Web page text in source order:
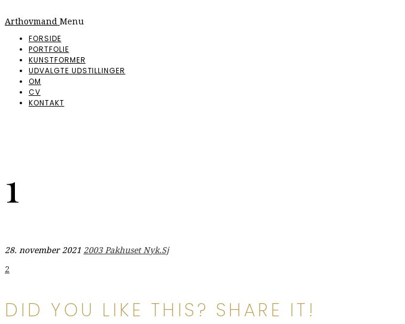
Arthovmand Menu
FORSIDE
PORTFOLIE
KUNSTFORMER
UDVALGTE UDSTILLINGER
OM
CV
KONTAKT
1
28. november 2021 2003 Pakhuset Nyk.Sj
Indlægsnavigation
2
DID YOU LIKE THIS? SHARE IT!